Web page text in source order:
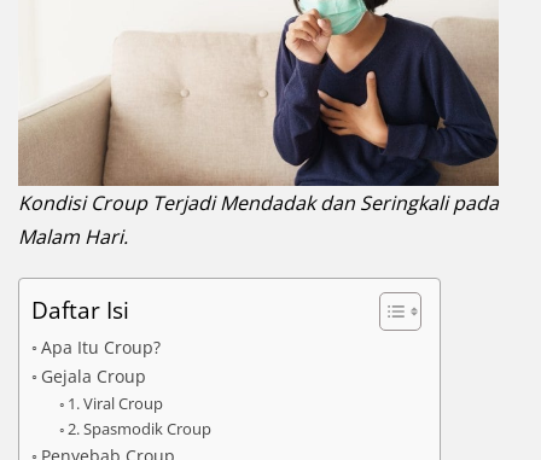
Kondisi Croup Terjadi Mendadak dan Seringkali pada
Malam Hari.
Daftar Isi
Apa Itu Croup?
Gejala Croup
1. Viral Croup
2. Spasmodik Croup